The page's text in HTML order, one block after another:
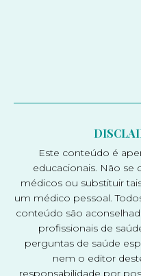
Este conteúdo é
educacionais. Não se
médicos ou substituir
um médico pessoal.
conteúdo são
profissionais de
perguntas de saúde
nem o editor
responsabilidade por